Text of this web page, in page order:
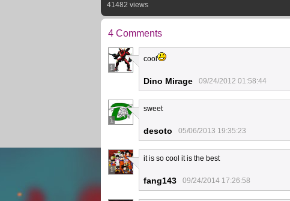
41482 views
4 Comments
1
cool
Dino Mirage 09/24/2012 01:58:44
1
sweet
desoto 05/06/2013 19:35:23
1
it is so cool it is the best
fang143 09/24/2014 17:26:58